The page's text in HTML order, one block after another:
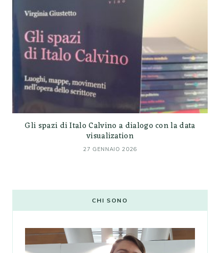
Gli spazi di Italo Calvino a dialogo con la data
visualization
27 GENNAIO 2026
CHI SONO